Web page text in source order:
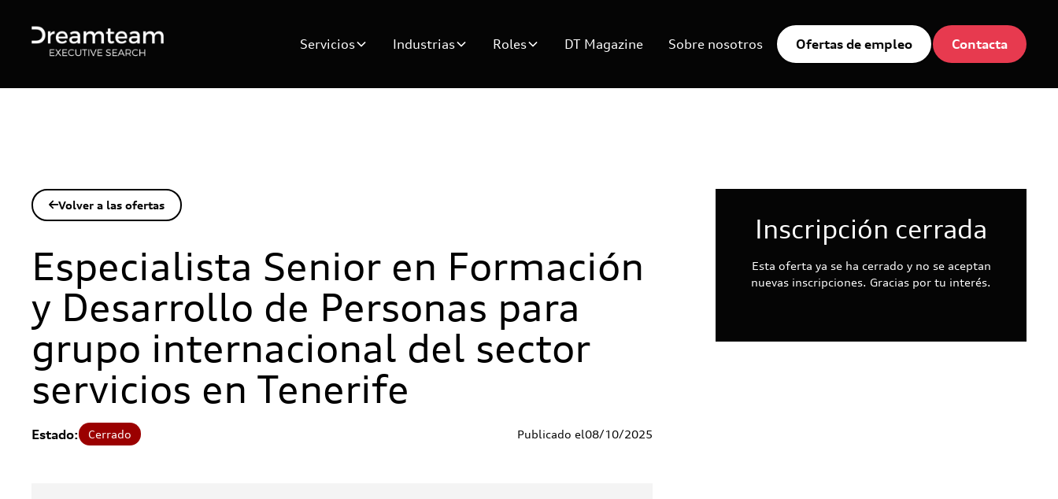
Servicios Industrias Roles DT Magazine Sobre nosotros Ofertas de empleo Contacta
Volver a las ofertas
Especialista Senior en Formación
y Desarrollo de Personas para
grupo internacional del sector
servicios en Tenerife
Estado: Cerrado Publicado el08/10/2025
Inscripción cerrada
Esta oferta ya se ha cerrado y no se aceptan
nuevas inscripciones. Gracias por tu interés.